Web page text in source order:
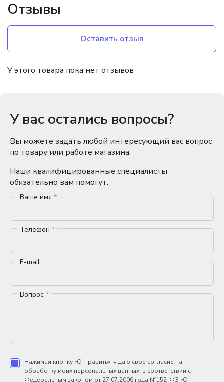
Отзывы
Оставить отзыв
У этого товара пока нет отзывов
У вас остались вопросы?
Вы можете задать любой интересующий вас вопрос
по товару или работе магазина.
Наши квалифицированные специалисты
обязательно вам помогут.
Ваше имя *
Телефон *
E-mail
Вопрос *
Нажимая кнопку «Отправить», я даю свое согласие на
обработку моих персональных данных, в соответствии с
Федеральным законом от 27.07.2006 года №152-ФЗ «О